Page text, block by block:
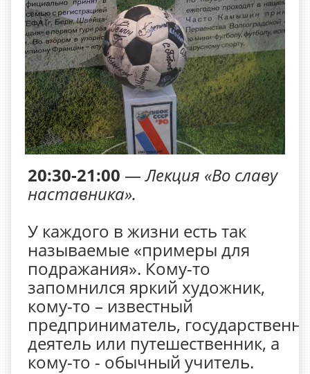
20:30-21:00 —Лекция «Во славу
наставника».
У каждого в жизни есть так
называемые «примеры для
подражания». Кому-то
запомнился яркий художник,
кому-то – известный
предприниматель,
деятель или путешественник, а
кому-то - обычный учитель.